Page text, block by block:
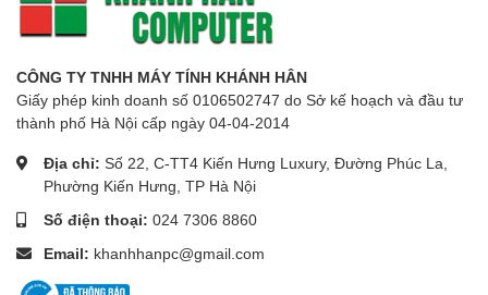
CÔNG TY TNHH MÁY TÍNH KHÁNH HÂN
Giấy phép kinh doanh số 0106502747 do Sở kế hoạch và đầu tư
thành phố Hà Nội cấp ngày 04-04-2014
Địa chỉ: Số 22, C-TT4 Kiến Hưng Luxury, Đường Phúc La,
Phường Kiến Hưng, TP Hà Nội
Số điện thoại: 024 7306 8860
Email: khanhhanpc@gmail.com